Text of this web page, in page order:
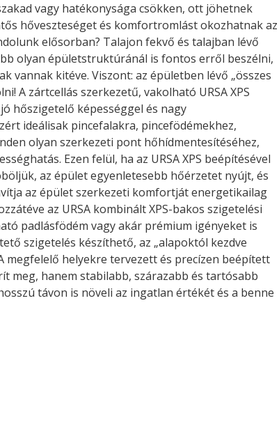
vagy hatékonysága csökken, ott jöhetnek
hőveszteséget és komfortromlást okozhatnak az
elősorban? Talajon fekvő és talajban lévő
olyan épületstruktúránál is fontos erről beszélni,
vannak kitéve. Viszont: az épületben lévő „összes
A zártcellás szerkezetű, vakolható URSA XPS
hőszigetelő képességgel és nagy
ideálisak pincefalakra, pincefödémekhez,
olyan szerkezeti pont hőhídmentesítéséhez,
Ezen felül, ha az URSA XPS beépítésével
az épület egyenletesebb hőérzetet nyújt, és
az épület szerkezeti komfortját energetikailag
az URSA kombinált XPS-bakos szigetelési
padlásfödém vagy akár prémium igényeket is
szigetelés készíthető, az „alapoktól kezdve
helyekre tervezett és precízen beépített
meg, hanem stabilabb, szárazabb és tartósabb
távon is növeli az ingatlan értékét és a benne